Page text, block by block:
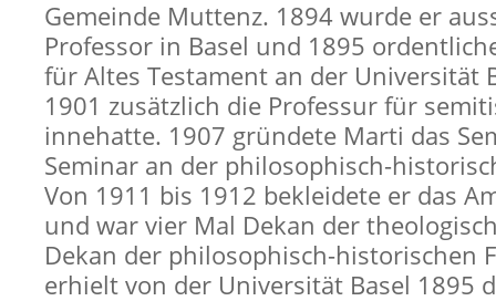
Gemeinde Muttenz. 1894 wurde er
Professor in Basel und 1895
für Altes Testament an der Universität
1901 zusätzlich die Professur für
innehatte. 1907 gründete Marti das
Seminar an der philosophisch-
Von 1911 bis 1912 bekleidete er das
und war vier Mal Dekan der
Dekan der philosophisch-historischen
erhielt von der Universität Basel 1895